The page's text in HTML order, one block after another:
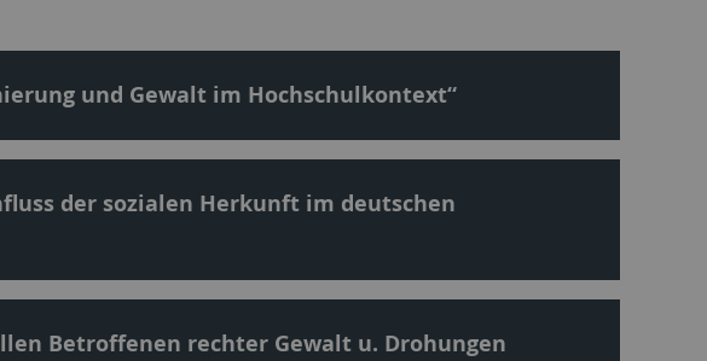
und Gewalt im Hochschulkontext“
der sozialen Herkunft im deutschen
Betroffenen rechter Gewalt u. Drohungen